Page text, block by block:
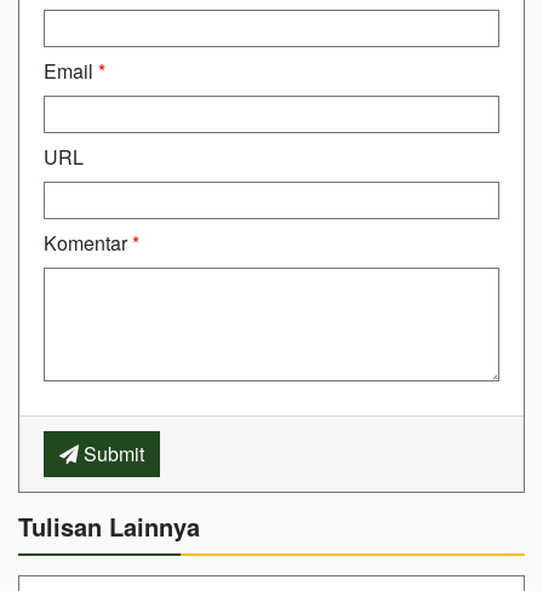
Email *
URL
Komentar*
Submit
Tulisan Lainnya